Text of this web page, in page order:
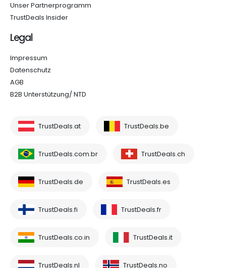
Unser Partnerprogramm
TrustDeals Insider
Legal
Impressum
Datenschutz
AGB
B2B Unterstützung/ NTD
TrustDeals.at TrustDeals.be
TrustDeals.com.br TrustDeals.ch
TrustDeals.de TrustDeals.es
TrustDeals.fi TrustDeals.fr
TrustDeals.co.in TrustDeals.it
TrustDeals.nl TrustDeals.no